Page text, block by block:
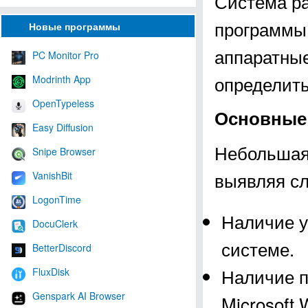
Новые программы
PC Monitor Pro
Modrinth App
OpenTypeless
Easy Diffusion
Snipe Browser
VanishBit
LogonTime
DocuClerk
BetterDiscord
FluxDisk
Genspark AI Browser
Основные
выявляя
Наличие
системе.
Наличие